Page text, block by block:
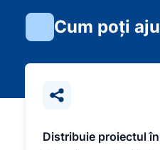
Cum poți
Distribuie proiectul